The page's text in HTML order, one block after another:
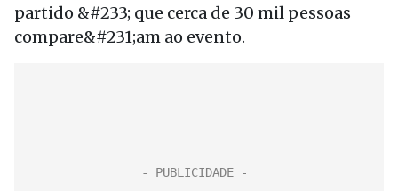
partido &#233; que cerca de 30 mil pessoas
compare&#231;am ao evento.